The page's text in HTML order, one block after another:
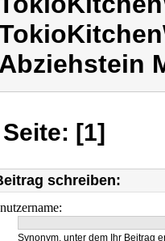
Abziehstein
Seite: [1]
schreiben:
Synonym, unter dem Ihr Beitrag